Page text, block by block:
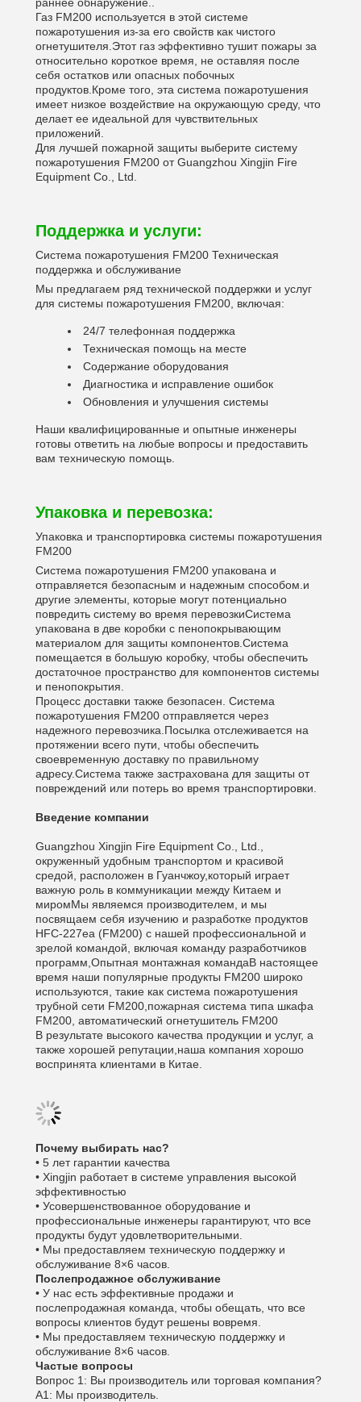
Газ FM200 используется в этой системе
пожаротушения из-за его свойств как чистого
огнетушителя.Этот газ эффективно тушит пожары за
относительно короткое время, не оставляя после
себя остатков или опасных побочных
продуктов.Кроме того, эта система пожаротушения
имеет низкое воздействие на окружающую среду, что
делает ее идеальной для чувствительных
приложений.
Для лучшей пожарной защиты выберите систему
пожаротушения FM200 от Guangzhou Xingjin Fire
Equipment Co., Ltd.
Поддержка и услуги:
Система пожаротушения FM200 Техническая
поддержка и обслуживание
Мы предлагаем ряд технической поддержки и услуг
для системы пожаротушения FM200, включая:
24/7 телефонная поддержка
Техническая помощь на месте
Содержание оборудования
Диагностика и исправление ошибок
Обновления и улучшения системы
Наши квалифицированные и опытные инженеры
готовы ответить на любые вопросы и предоставить
вам техническую помощь.
Упаковка и перевозка:
Упаковка и транспортировка системы пожаротушения
FM200
Система пожаротушения FM200 упакована и
отправляется безопасным и надежным способом.и
другие элементы, которые могут потенциально
повредить систему во время перевозкиСистема
упакована в две коробки с пенопокрывающим
материалом для защиты компонентов.Система
помещается в большую коробку, чтобы обеспечить
достаточное пространство для компонентов системы
и пенопокрытия.
Процесс доставки также безопасен. Система
пожаротушения FM200 отправляется через
надежного перевозчика.Посылка отслеживается на
протяжении всего пути, чтобы обеспечить
своевременную доставку по правильному
адресу.Система также застрахована для защиты от
повреждений или потерь во время транспортировки.
Введение компании
Guangzhou Xingjin Fire Equipment Co., Ltd.,
окруженный удобным транспортом и красивой
средой, расположен в Гуанчжоу,который играет
важную роль в коммуникации между Китаем и
миромМы являемся производителем, и мы
посвящаем себя изучению и разработке продуктов
HFC-227ea (FM200) с нашей профессиональной и
зрелой командой, включая команду разработчиков
программ,Опытная монтажная командаВ настоящее
время наши популярные продукты FM200 широко
используются, такие как система пожаротушения
трубной сети FM200,пожарная система типа шкафа
FM200, автоматический огнетушитель FM200
В результате высокого качества продукции и услуг, а
также хорошей репутации,наша компания хорошо
воспринята клиентами в Китае.
Почему выбирать нас?
• 5 лет гарантии качества
• Xingjin работает в системе управления высокой
эффективностью
• Усовершенствованное оборудование и
профессиональные инженеры гарантируют, что все
продукты будут удовлетворительными.
• Мы предоставляем техническую поддержку и
обслуживание 8×6 часов.
Послепродажное обслуживание
• У нас есть эффективные продажи и
послепродажная команда, чтобы обещать, что все
вопросы клиентов будут решены вовремя.
• Мы предоставляем техническую поддержку и
обслуживание 8×6 часов.
Частые вопросы
Вопрос 1: Вы производитель или торговая компания?
A1: Мы производитель.